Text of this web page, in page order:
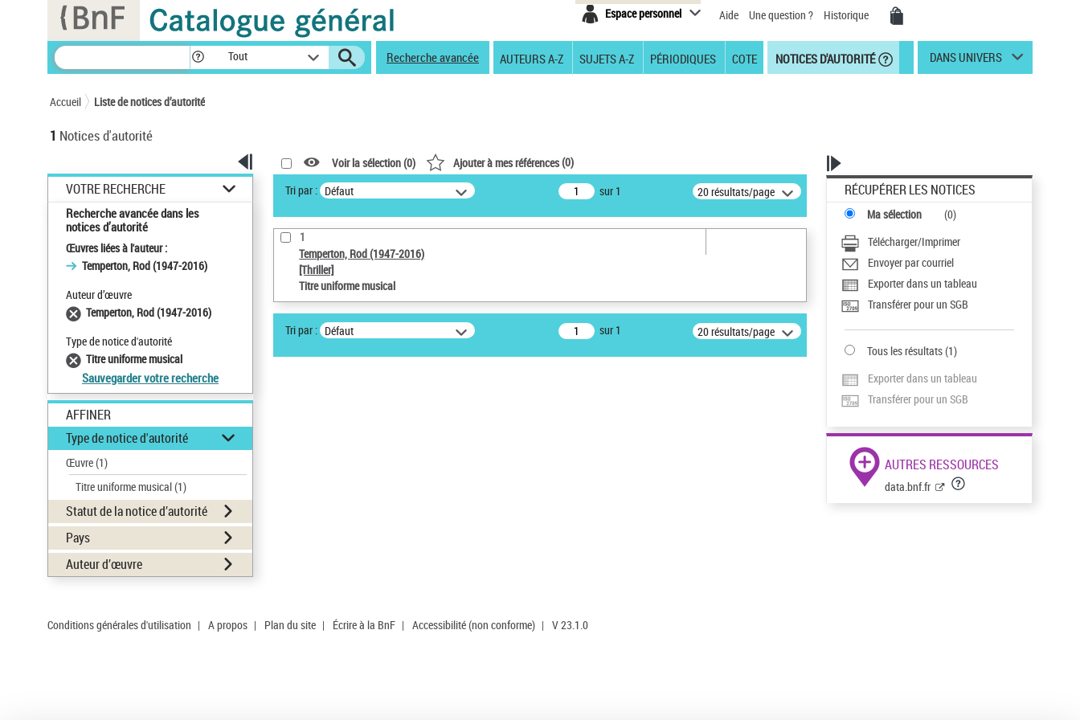
Espace personnel Aide Une question ? Historique
Tout Recherche avancée AUTEURS A-Z SUJETS A-Z PÉRIODIQUES COTE NOTICES D'AUTORITÉ DANS UNIVERS
Accueil Liste de notices d’autorité
1 Notices d'autorité
VOTRE RECHERCHE
Recherche avancée dans les
notices d’autorité
Œuvres liées à l'auteur :
Temperton, Rod (1947-2016)
Auteur d’œuvre
Temperton, Rod (1947-2016)
Type de notice d'autorité
Titre uniforme musical
Sauvegarder votre recherche
AFFINER
Type de notice d'autorité
Œuvre(1)
Titre uniforme musical(1)
Statut de la notice d’autorité
Pays
Auteur d’œuvre
Voir la sélection (0) Ajouter à mes références(0)
Tri par : Défaut sur 1 20 résultats/page
1
Temperton, Rod (1947-2016)
[Thriller]
Titre uniforme musical
Tri par : Défaut sur 1 20 résultats/page
RÉCUPÉRER LES NOTICES
Ma sélection (0)
Télécharger/Imprimer
Envoyer par courriel
Exporter dans un tableau
Transférer pour un SGB
Tous les résultats(1)
Exporter dans un tableau
Transférer pour un SGB
AUTRES RESSOURCES
data.bnf.fr
Conditions générales d'utilisation | A propos | Plan du site | Écrire à la BnF | Accessibilité (non conforme) | V 23.1.0
Panneau de gestion des cookies